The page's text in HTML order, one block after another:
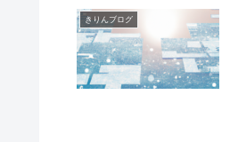
きりんブログ